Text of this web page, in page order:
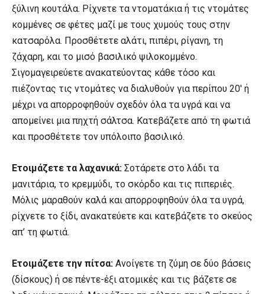
ξύλινη κουτάλα. Ρίχνετε τα ντοματάκια ή τις ντομάτες
κομμένες σε φέτες μαζί με τους χυμούς τους στην
κατσαρόλα. Προσθέτετε αλάτι, πιπέρι, ρίγανη, τη
ζάχαρη, και το μισό βασιλικό ψιλοκομμένο.
Σιγομαγειρεύετε ανακατεύοντας κάθε τόσο και
πιέζοντας τις ντομάτες να διαλυθούν για περίπου 20′ ή
μέχρι να απορροφηθούν σχεδόν όλα τα υγρά και να
απομείνει μια πηχτή σάλτσα. Κατεβάζετε από τη φωτιά
και προσθέτετε τον υπόλοιπο βασιλικό.
Ετοιμάζετε τα λαχανικά: Σοτάρετε στο λάδι τα
μανιτάρια, το κρεμμύδι, το σκόρδο και τις πιπεριές.
Μόλις μαραθούν καλά και απορροφηθούν όλα τα υγρά,
ρίχνετε το ξίδι, ανακατεύετε και κατεβάζετε το σκεύος
απ’ τη φωτιά.
Ετοιμάζετε την πίτσα: Ανοίγετε τη ζύμη σε δύο βάσεις
(δίσκους) ή σε πέντε-έξι ατομικές και τις βάζετε σε